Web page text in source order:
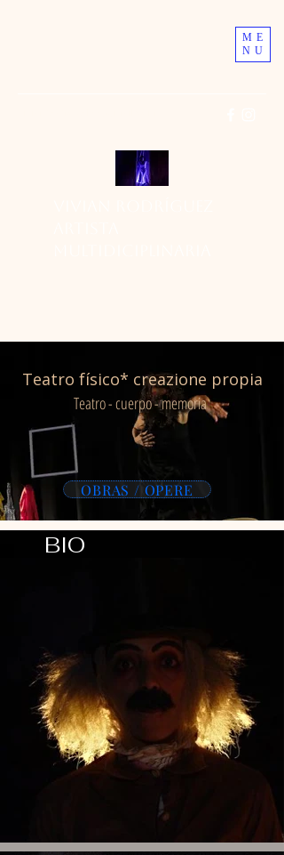
ME
NU
Teatro físico* creazione propia
Teatro - cuerpo - memoria
OBRAS / OPERE
BIO
costarricense. Su trabajo se sitúa
entre el teatro y la investigación
corporal, con un enfoque en el
cuerpo y la memoria.
Ha participado en más de treinta
producciones profesionales y ha
de Europa, América Latina y el
Caribe. Desde 2010 desarrolla una